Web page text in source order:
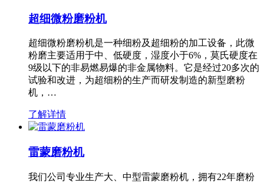
超细微粉磨粉机
超细微粉磨粉机是一种细粉及超细粉的加工设备，此微
粉磨主要适用于中、低硬度，湿度小于6%，莫氏硬度在
9级以下的非易燃易爆的非金属物料。它是经过20多次的
试验和改进，为超细粉的生产而研发制造的新型磨粉
机，…
了解详情
雷蒙磨粉机
我们公司专业生产大、中型雷蒙磨粉机，拥有22年磨粉